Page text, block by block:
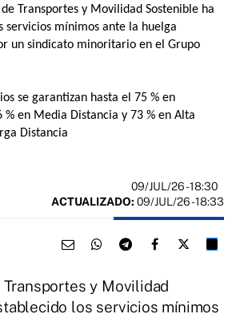
Transportes y Movilidad Sostenible ha
servicios mínimos ante la huelga
un sindicato minoritario en el Grupo
se garantizan hasta el 75 % en
% en Media Distancia y 73 % en Alta
Distancia
09/JUL/26- 18:30
ACTUALIZADO: 09/JUL/26 - 18:33
y Movilidad
los servicios mínimos